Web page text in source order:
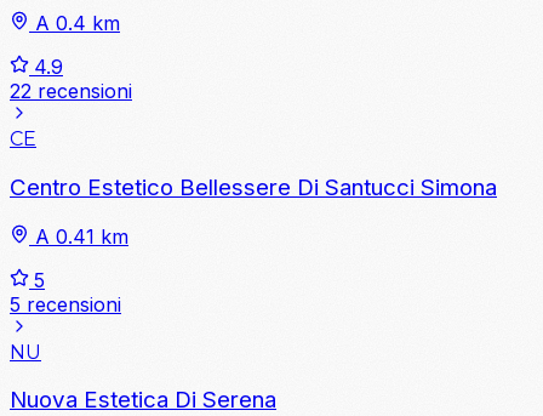
A 0.4 km
4.9
22 recensioni
CE
Centro Estetico Bellessere Di Santucci Simona
A 0.41 km
5
5 recensioni
NU
Nuova Estetica Di Serena